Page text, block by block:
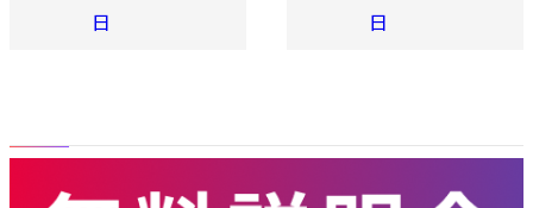
日
日